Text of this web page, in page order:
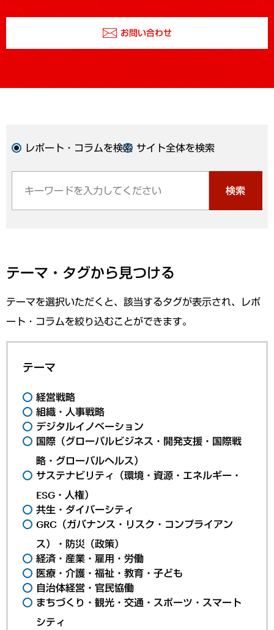
お問い合わせ
レポート・コラムを検索 サイト全体を検索
検索
テーマ・タグから見つける
テーマを選択いただくと、該当するタグが表示され、レポ
ート・コラムを絞り込むことができます。
テーマ
経営戦略
組織・人事戦略
デジタルイノベーション
国際（グローバルビジネス・開発支援・国際戦
略・グローバルヘルス）
サステナビリティ（環境・資源・エネルギー・
ESG・人権）
共生・ダイバーシティ
GRC（ガバナンス・リスク・コンプライアン
ス）・防災（政策）
経済・産業・雇用・労働
医療・介護・福祉・教育・子ども
自治体経営・官民協働
まちづくり・観光・交通・スポーツ・スマート
シティ